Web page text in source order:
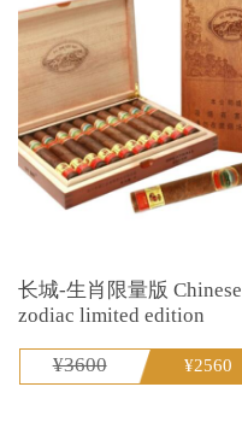
长城-生肖限量版 Chinese
zodiac limited edition
¥3600 ¥2560